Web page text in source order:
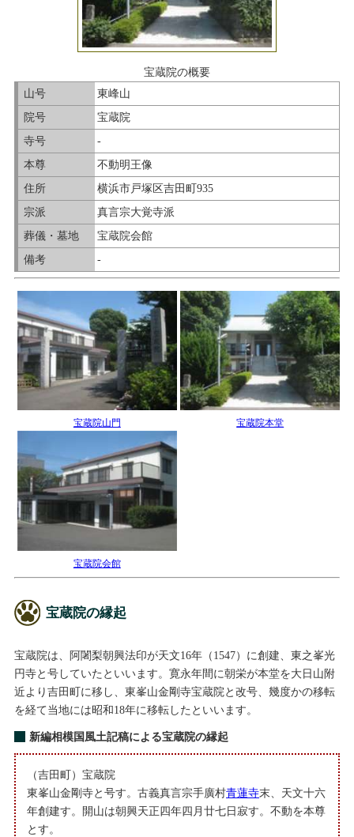
宝蔵院の概要
山号
東峰山
院号
宝蔵院
寺号
-
本尊
不動明王像
住所
横浜市戸塚区吉田町935
宗派
真言宗大覚寺派
葬儀・墓地
宝蔵院会館
備考
-
宝蔵院山門 宝蔵院本堂
宝蔵院会館
宝蔵院の縁起
宝蔵院は、阿闍梨朝興法印が天文16年（1547）に創建、東之峯光
円寺と号していたといいます。寛永年間に朝栄が本堂を大日山附
近より吉田町に移し、東峯山金剛寺宝蔵院と改号、幾度かの移転
を経て当地には昭和18年に移転したといいます。
新編相模国風土記稿による宝蔵院の縁起
（吉田町）宝蔵院
東峯山金剛寺と号す。古義真言宗手廣村青蓮寺末、天文十六
年創建す。開山は朝興天正四年四月廿七日寂す。不動を本尊
とす。